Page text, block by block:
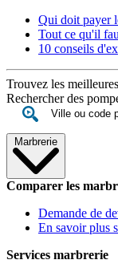
Qui doit payer
Tout ce qu'il
10 conseils
Trouvez les
Rechercher des
Marbrerie
Comparer les
Demande de
En savoir plus
Services marbrerie